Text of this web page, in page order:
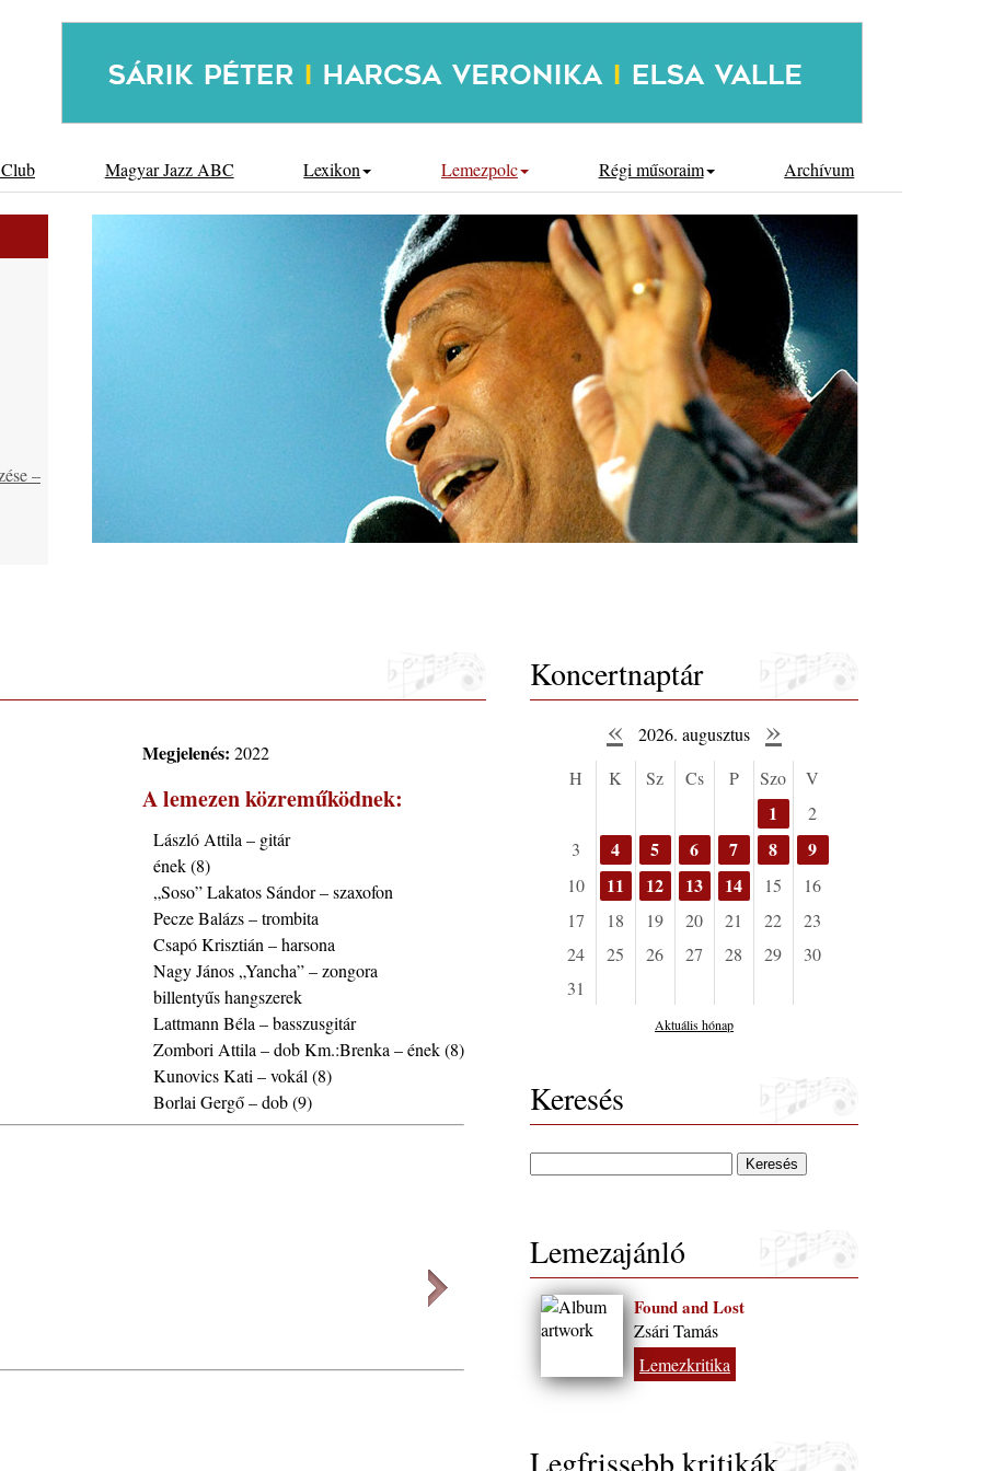
Magyar Jazz ABC Lexikon Lemezpolc Régi műsoraim Archívum
–
Megjelenés: 2022
A lemezen közreműködnek:
László Attila – gitár
ének (8)
„Soso” Lakatos Sándor – szaxofon
Pecze Balázs – trombita
Csapó Krisztián – harsona
Nagy János „Yancha” – zongora
billentyűs hangszerek
Lattmann Béla – basszusgitár
Zombori Attila – dob Km.:Brenka – ének (8)
Kunovics Kati – vokál (8)
Borlai Gergő – dob (9)
Koncertnaptár
« 2026. augusztus »
H K Sz Cs P Szo V
1
2
3
4 5 6 7 8 9
10 11 12 13 14 15
16
17
18 19 20 21 22
23
24
25 26 27 28 29
30
31
Aktuális hónap
Keresés
Lemezajánló
Found and Lost
Zsári Tamás
Lemezkritika
Legfrissebb kritikák